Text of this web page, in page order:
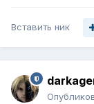
Вставить ник